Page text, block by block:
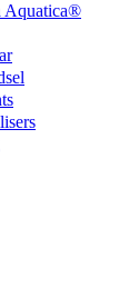
Aquatica®